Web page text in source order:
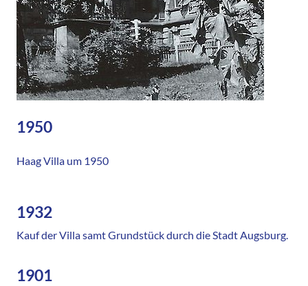
1950
Haag Villa um 1950
1932
Kauf der Villa samt Grundstück durch die Stadt Augsburg.
1901